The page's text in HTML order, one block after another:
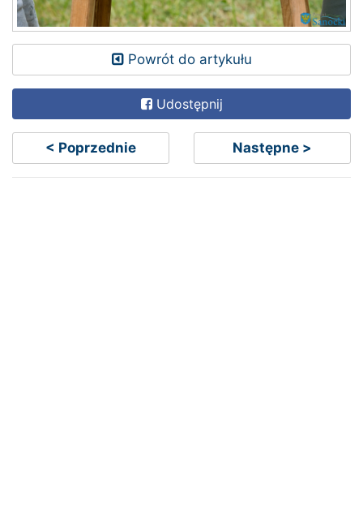
Powrót do artykułu
Udostępnij
< Poprzednie Następne >